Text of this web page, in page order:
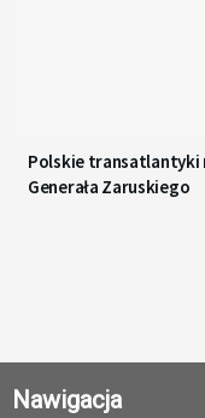
Polskie transatlantyki
Generała Zaruskiego
Nawigacja